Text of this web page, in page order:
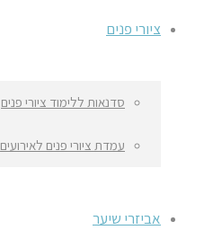
ציורי פנים
סדנאות ללימוד ציורי פנים
עמדת ציורי פנים לאירועים
אביזרי שיער